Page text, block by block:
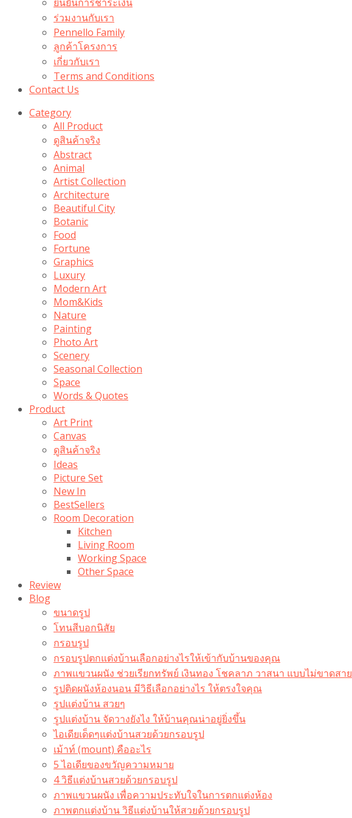
ร่วมงานกับเรา
Pennello Family
ลูกค้าโครงการ
เกี่ยวกับเรา
Terms and Conditions
Contact Us
Category
All Product
ดูสินค้าจริง
Abstract
Animal
Artist Collection
Architecture
Beautiful City
Botanic
Food
Fortune
Graphics
Luxury
Modern Art
Mom&Kids
Nature
Painting
Photo Art
Scenery
Seasonal Collection
Space
Words & Quotes
Product
Art Print
Canvas
ดูสินค้าจริง
Ideas
Picture Set
New In
BestSellers
Room Decoration
Kitchen
Living Room
Working Space
Other Space
Review
Blog
ขนาดรูป
โทนสีบอกนิสัย
กรอบรูป
กรอบรูปตกแต่งบ้านเลือกอย่างไรให้เข้ากับบ้านของคุณ
ภาพแขวนผนัง ช่วยเรียกทรัพย์ เงินทอง โชคลาภ วาสนา แบบไม่ขาดสาย
รูปติดผนังห้องนอน มีวิธีเลือกอย่างไร ให้ตรงใจคุณ
รูปแต่งบ้าน สวยๆ
รูปแต่งบ้าน จัดวางยังไง ให้บ้านคุณน่าอยู่ยิ่งขึ้น
ไอเดียเด็ดๆแต่งบ้านสวยด้วยกรอบรูป
เม้าท์ (mount) คืออะไร​
5 ไอเดียของขวัญความหมาย
4 วิธีแต่งบ้านสวยด้วยกรอบรูป
ภาพแขวนผนัง เพื่อความประทับใจในการตกแต่งห้อง
ภาพตกแต่งบ้าน วิธีแต่งบ้านให้สวยด้วยกรอบรูป